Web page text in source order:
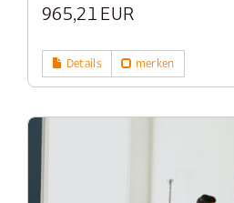
965,21 EUR
Details merken